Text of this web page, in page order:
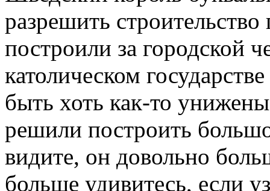
разрешить
построили за городской
католическом
быть хоть как-то
решили построить
видите, он довольно
больше удивитесь, если